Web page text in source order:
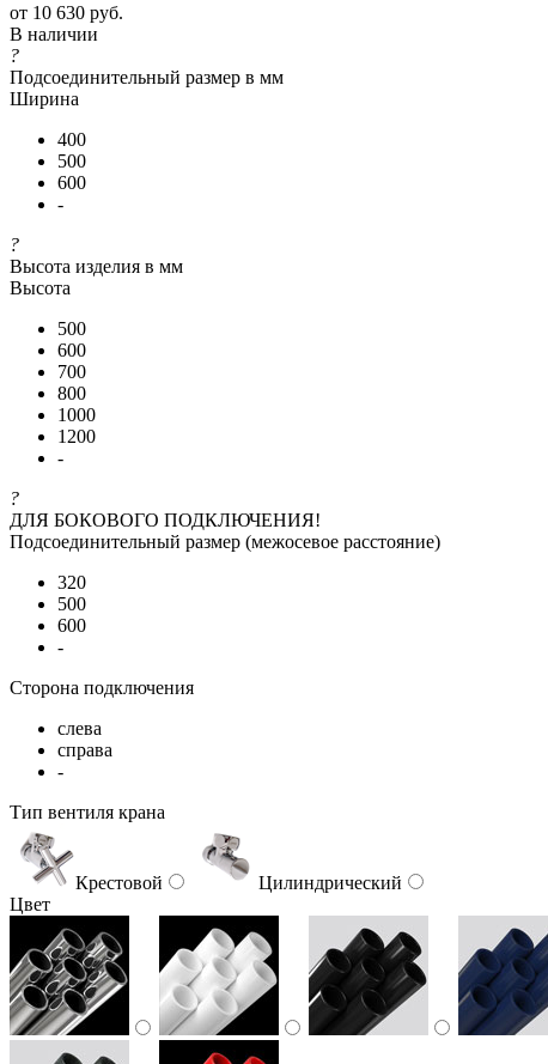
от 10 630 руб.
В наличии
?
Подсоединительный размер в мм
Ширина
400
500
600
-
?
Высота изделия в мм
Высота
500
600
700
800
1000
1200
-
?
ДЛЯ БОКОВОГО ПОДКЛЮЧЕНИЯ!
Подсоединительный размер (межосевое расстояние)
320
500
600
-
Сторона подключения
слева
справа
-
Тип вентиля крана
Крестовой
Цилиндрический
Цвет